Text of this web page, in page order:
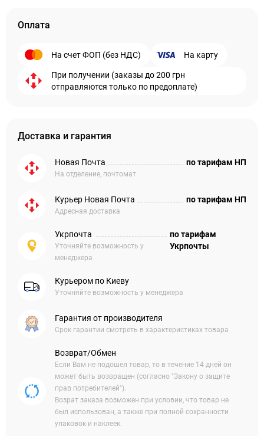
Оплата
На счет ФОП (без НДС) На карту
При получении (заказы до 200 грн
отправляются только по предоплате)
Доставка и гарантия
Новая Почта
На отделение, почтомат
по тарифам НП
Курьер Новая Почта
Адресная доставка
по тарифам НП
Укрпочта
Уточняйте возможность у
менеджера
по тарифам
Укрпочты
Курьером по Киеву
Уточняйте возможность у менеджера
Гарантия от производителя
Срок гарантии смотреть в характеристиках товара
Возврат/Обмен
Если Вам не подошел товар, то в течение 14 дней он
может быть возвращен (согласно "Закону о защите
прав потребителей").
Возрат заказа возможен при условии, что товар не
был использован, а также при полной сохранности
упаковок и наклеек.